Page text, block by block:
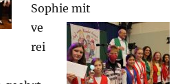
Sophie mit
ve
rei